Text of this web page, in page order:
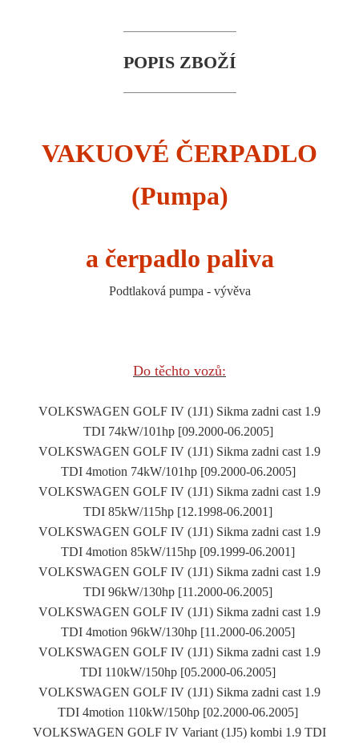
POPIS ZBOŽÍ
VAKUOVÉ ČERPADLO
(Pumpa)
a čerpadlo paliva
Podtlaková pumpa - vývěva
Do těchto vozů:
VOLKSWAGEN GOLF IV (1J1) Sikma zadni cast 1.9
TDI 74kW/101hp [09.2000-06.2005]
VOLKSWAGEN GOLF IV (1J1) Sikma zadni cast 1.9
TDI 4motion 74kW/101hp [09.2000-06.2005]
VOLKSWAGEN GOLF IV (1J1) Sikma zadni cast 1.9
TDI 85kW/115hp [12.1998-06.2001]
VOLKSWAGEN GOLF IV (1J1) Sikma zadni cast 1.9
TDI 4motion 85kW/115hp [09.1999-06.2001]
VOLKSWAGEN GOLF IV (1J1) Sikma zadni cast 1.9
TDI 96kW/130hp [11.2000-06.2005]
VOLKSWAGEN GOLF IV (1J1) Sikma zadni cast 1.9
TDI 4motion 96kW/130hp [11.2000-06.2005]
VOLKSWAGEN GOLF IV (1J1) Sikma zadni cast 1.9
TDI 110kW/150hp [05.2000-06.2005]
VOLKSWAGEN GOLF IV (1J1) Sikma zadni cast 1.9
TDI 4motion 110kW/150hp [02.2000-06.2005]
VOLKSWAGEN GOLF IV Variant (1J5) kombi 1.9 TDI